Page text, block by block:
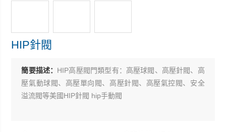
HIP針閥
簡要描述： HIP高壓閥門類型有：高壓球閥、高壓針閥、高
壓氣動球閥、高壓單向閥、高壓針閥、高壓氣控閥、安全
溢流閥等美國HIP針閥 hip手動閥